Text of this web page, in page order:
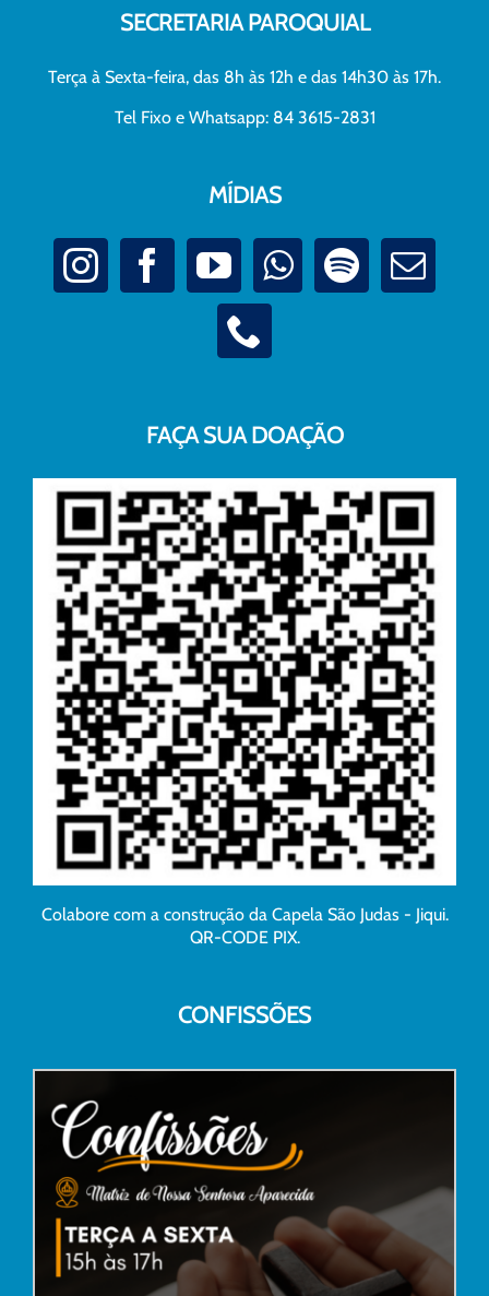
SECRETARIA PAROQUIAL
Terça à Sexta-feira, das 8h às 12h e das 14h30 às 17h.
Tel Fixo e Whatsapp: 84 3615-2831
MÍDIAS
FAÇA SUA DOAÇÃO
Colabore com a construção da Capela São Judas - Jiqui.
QR-CODE PIX.
CONFISSÕES